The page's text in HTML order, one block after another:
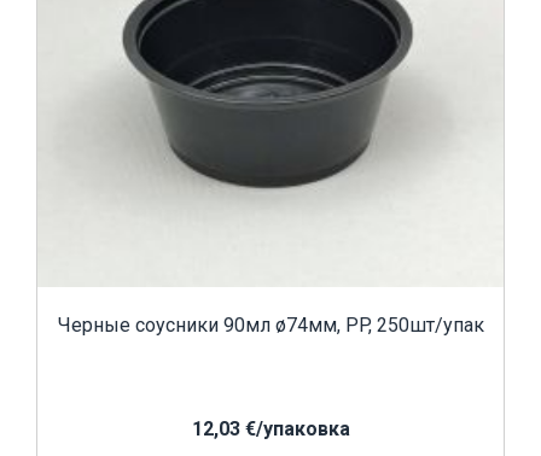
Черные соусники 90мл ø74мм, PP, 250шт/упак
12,03 €/yпаковка